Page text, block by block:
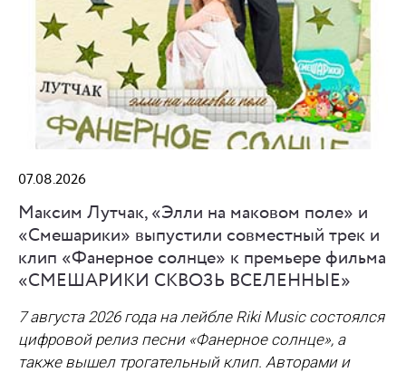
07.08.2026
Максим Лутчак, «Элли на маковом поле» и
«Смешарики» выпустили совместный трек и
клип «Фанерное солнце» к премьере фильма
«СМЕШАРИКИ СКВОЗЬ ВСЕЛЕННЫЕ»
7 августа 2026 года на лейбле Riki Music состоялся
цифровой релиз песни «Фанерное солнце», а
также вышел трогательный клип. Авторами и